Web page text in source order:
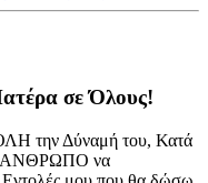
σε Όλους!
την Δύναμή του, Κατά
ΑΝΘΡΩΠΟ να